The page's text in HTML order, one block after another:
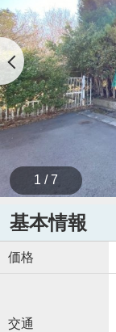
1 / 7
基本情報
価格
交通